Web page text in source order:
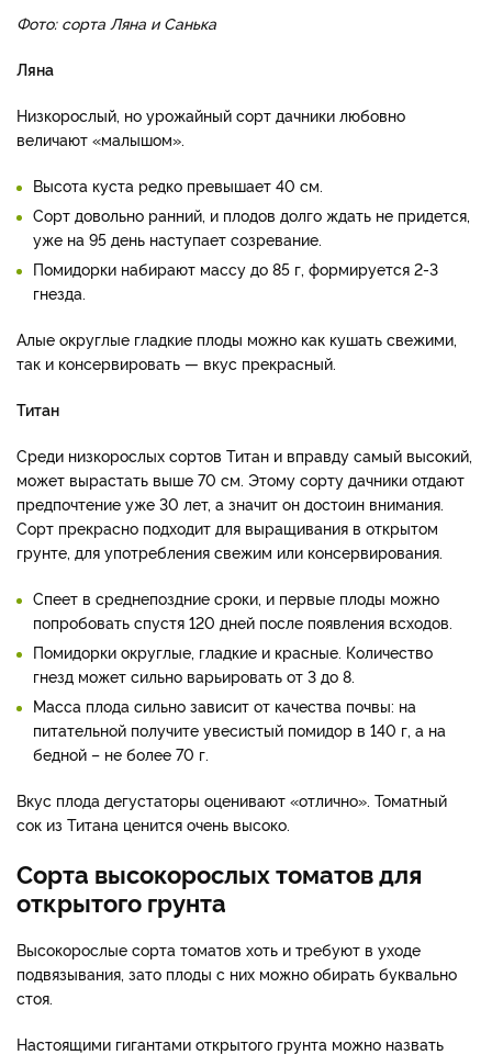
Фото: сорта Ляна и Санька
Ляна
Низкорослый, но урожайный сорт дачники любовно
величают «малышом».
Высота куста редко превышает 40 см.
Сорт довольно ранний, и плодов долго ждать не придется,
уже на 95 день наступает созревание.
Помидорки набирают массу до 85 г, формируется 2-3
гнезда.
Алые округлые гладкие плоды можно как кушать свежими,
так и консервировать — вкус прекрасный.
Титан
Среди низкорослых сортов Титан и вправду самый высокий,
может вырастать выше 70 см. Этому сорту дачники отдают
предпочтение уже 30 лет, а значит он достоин внимания.
Сорт прекрасно подходит для выращивания в открытом
грунте, для употребления свежим или консервирования.
Спеет в среднепоздние сроки, и первые плоды можно
попробовать спустя 120 дней после появления всходов.
Помидорки округлые, гладкие и красные. Количество
гнезд может сильно варьировать от 3 до 8.
Масса плода сильно зависит от качества почвы: на
питательной получите увесистый помидор в 140 г, а на
бедной – не более 70 г.
Вкус плода дегустаторы оценивают «отлично». Томатный
сок из Титана ценится очень высоко.
Сорта высокорослых томатов для
открытого грунта
Высокорослые сорта томатов хоть и требуют в уходе
подвязывания, зато плоды с них можно обирать буквально
стоя.
Настоящими гигантами открытого грунта можно назвать